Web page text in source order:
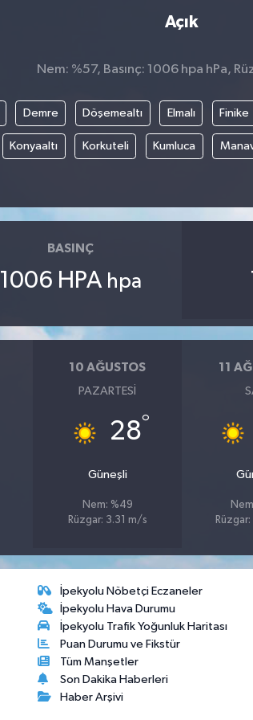
Açık
Nem: %57, Basınç: 1006 hpa hPa,
Demre Döşemealtı Elmalı Finike
Konyaaltı Korkuteli Kumluca
BASINÇ
1006 HPA hpa
10 AĞUSTOS
PAZARTESI
28°
Güneşli
Nem: %49
Rüzgar: 3.31 m/s
11
İpekyolu Nöbetçi Eczaneler
İpekyolu Hava Durumu
İpekyolu Trafik Yoğunluk Haritası
Puan Durumu ve Fikstür
Tüm Manşetler
Son Dakika Haberleri
Haber Arşivi